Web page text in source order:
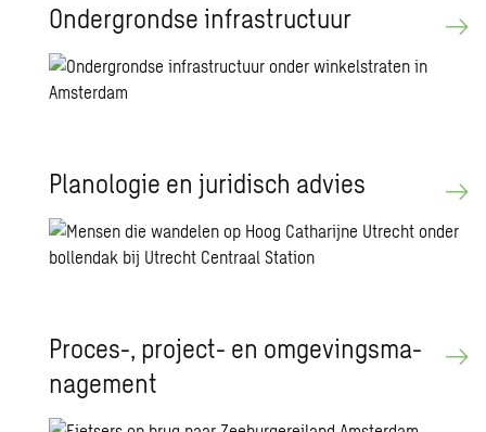
On­der­grond­se in­fra­struc­tuur
Pla­no­lo­gie en ju­ri­disch ad­vies
Pro­ces-, pro­ject- en om­ge­vings­ma­
na­ge­ment